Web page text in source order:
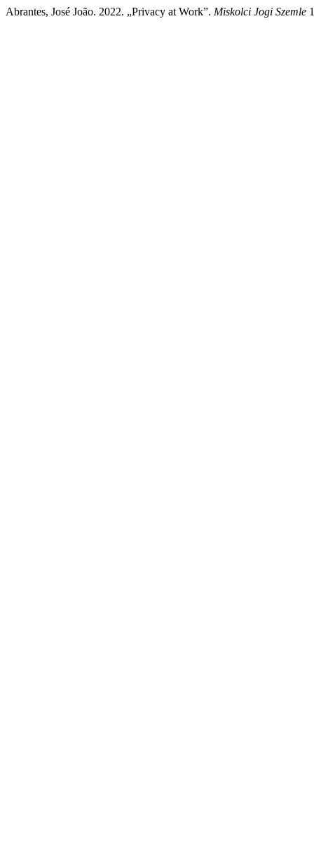
Abrantes, José João. 2022. „Privacy at Work”. Miskolci Jogi Szemle